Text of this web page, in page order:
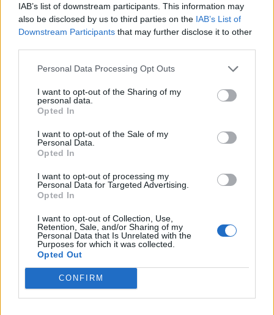
IAB’s list of downstream participants. This information may
also be disclosed by us to third parties on the IAB’s List of
Downstream Participants that may further disclose it to other
Personal Data Processing Opt Outs
I want to opt-out of the Sharing of my
personal data.
Opted In
I want to opt-out of the Sale of my
Personal Data.
Opted In
I want to opt-out of processing my
Personal Data for Targeted Advertising.
Opted In
I want to opt-out of Collection, Use,
Retention, Sale, and/or Sharing of my
Personal Data that Is Unrelated with the
Purposes for which it was collected.
Opted Out
CONFIRM
Viohalco: Αυξημένος κατά 14%
ο τζίρος στο α' εξάμηνο, στα 4,3
δισ. ευρώ – Στα 446 εκατ. ευρώ
ΥΠΕΘΟΟ: Νέες επενδύσεις 1
δισ. ευρώ ως το 2028 για την
Ενέργεια
Η συμφωνία Arval-Athlon αναδιαμορφώνει την αγορά leasing
VW: Η δύσκολη εξίσωση της
αναδιάρθρωσης
18η συνεχόμενη χρονιά για τον
πύλες του σε όλους
ESG Report 2025: Πώς η ΑΒ Βασιλόπουλος μετατρέπει τη
βιωσιμότητα σε καθημερινή πράξη